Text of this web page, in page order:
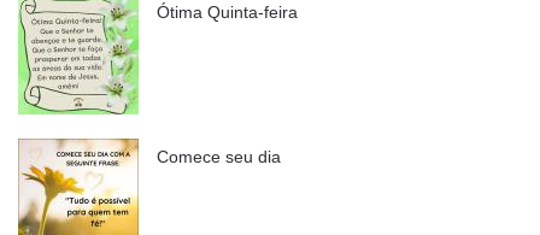
Ótima Quinta-feira
Comece seu dia